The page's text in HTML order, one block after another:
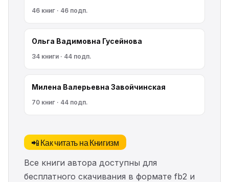
46 книг · 46 подп.
Ольга Вадимовна Гусейнова
34 книги · 44 подп.
Милена Валерьевна Завойчинская
70 книг · 44 подп.
📲 Как читать на Книгизм
Все книги автора доступны для
бесплатного скачивания в формате fb2 и